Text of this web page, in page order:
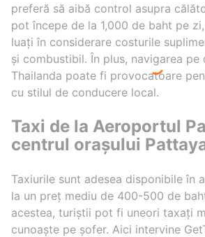
preferă să aibă control asupra
pot începe de la 1,000 de baht pe
luați în considerare costurile
și combustibil. În plus, navigarea pe
Thailanda poate fi provocatoare
cu stilul de conducere local.
Taxi de la Aeroportul
centrul orașului
Taxiurile sunt adesea disponibile în
la un preț mediu de 400-500 de
acestea, turiștii pot fi uneori taxați
cunoaște pe șofer. Aici intervine